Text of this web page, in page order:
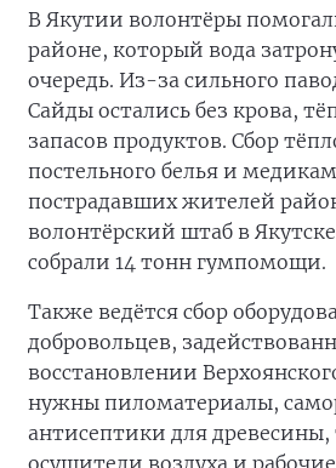
В Якутии волонтёры
районе, который вода
очередь. Из-за сильного
Сайды остались без крова,
запасов продуктов. Сбор
постельного белья и
пострадавших жителей
волонтёрский штаб в
собрали 14 тонн гумпомощи.
Также ведётся сбор
добровольцев,
восстановлении
нужны пиломатериалы,
антисептики для
осушители воздуха и